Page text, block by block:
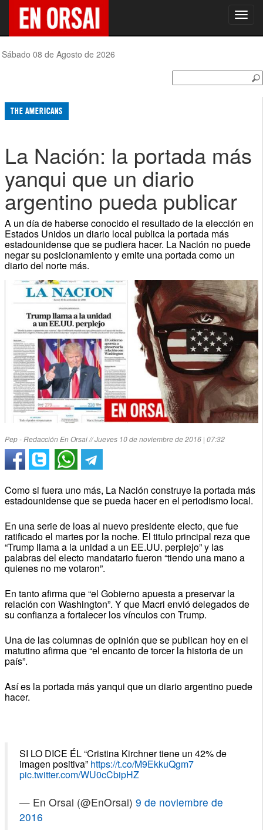
Sábado 08 de Agosto de 2026
THE AMERICANS
La Nación: la portada más
yanqui que un diario
argentino pueda publicar
A un día de haberse conocido el resultado de la elección en
Estados Unidos un diario local publica la portada más
estadounidense que se pudiera hacer. La Nación no puede
negar su posicionamiento y emite una portada como un
diario del norte más.
Pep - Redacción En Orsai // Jueves 10 de noviembre de 2016 | 07:32
Como si fuera uno más, La Nación construye la portada más
estadounidense que se pueda hacer en el periodismo local.
En una serie de loas al nuevo presidente electo, que fue
ratificado el martes por la noche. El titulo principal reza que
“Trump llama a la unidad a un EE.UU. perplejo” y las
palabras del electo mandatario fueron “tiendo una mano a
quienes no me votaron”.
En tanto afirma que “el Gobierno apuesta a preservar la
relación con Washington”. Y que Macri envió delegados de
su confianza a fortalecer los vínculos con Trump.
Una de las columnas de opinión que se publican hoy en el
matutino afirma que “el encanto de torcer la historia de un
país”.
Así es la portada más yanqui que un diario argentino puede
hacer.
SI LO DICE ÉL “Cristina Kirchner tiene un 42% de
imagen positiva” https://t.co/M9EkkuQgm7
pic.twitter.com/WU0cCbipHZ
— En Orsai (@EnOrsai) 9 de noviembre de
2016